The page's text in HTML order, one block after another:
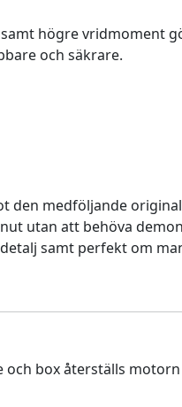
högre vridmoment
och säkrare.
den medföljande
utan att behöva
samt perfekt om
box återställs